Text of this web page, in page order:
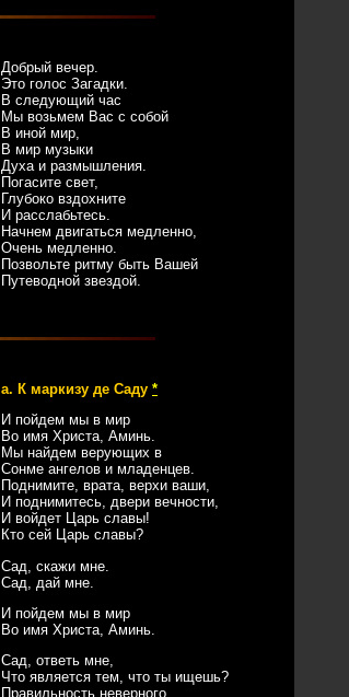
Добрый вечер.
Это голос Загадки.
В следующий час
Мы возьмем Вас с собой
В иной мир,
В мир музыки
Духа и размышления.
Погасите свет,
Глубоко вздохните
И расслабьтесь.
Начнем двигаться медленно,
Очень медленно.
Позвольте ритму быть Вашей
Путеводной звездой.
a. К маркизу де Саду *
И пойдем мы в мир
Во имя Христа, Аминь.
Мы найдем верующих в
Сонме ангелов и младенцев.
Поднимите, врата, верхи ваши,
И поднимитесь, двери вечности,
И войдет Царь славы!
Кто сей Царь славы?
Сад, скажи мне.
Сад, дай мне.
И пойдем мы в мир
Во имя Христа, Аминь.
Сад, ответь мне,
Что является тем, что ты ищешь?
Правильность неверного